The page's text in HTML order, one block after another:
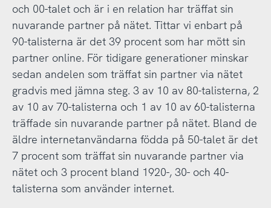
och 00-talet och är i en relation har träffat sin
nuvarande partner på nätet. Tittar vi enbart på
90-talisterna är det 39 procent som har mött sin
partner online. För tidigare generationer minskar
sedan andelen som träffat sin partner via nätet
gradvis med jämna steg. 3 av 10 av 80-talisterna, 2
av 10 av 70-talisterna och 1 av 10 av 60-talisterna
träffade sin nuvarande partner på nätet. Bland de
äldre internetanvändarna födda på 50-talet är det
7 procent som träffat sin nuvarande partner via
nätet och 3 procent bland 1920-, 30- och 40-
talisterna som använder internet.